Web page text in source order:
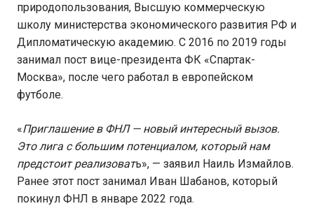
природопользования, Высшую коммерческую
школу министерства экономического развития РФ и
Дипломатическую академию. С 2016 по 2019 годы
занимал пост вице-президента ФК «Спартак-
Москва», после чего работал в европейском
футболе.
«Приглашение в ФНЛ — новый интересный вызов.
Это лига с большим потенциалом, который нам
предстоит реализовать», — заявил Наиль Измайлов.
Ранее этот пост занимал Иван Шабанов, который
покинул ФНЛ в январе 2022 года.